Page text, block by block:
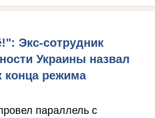
Экс-сотрудник
Украины назвал
конца режима
параллель с